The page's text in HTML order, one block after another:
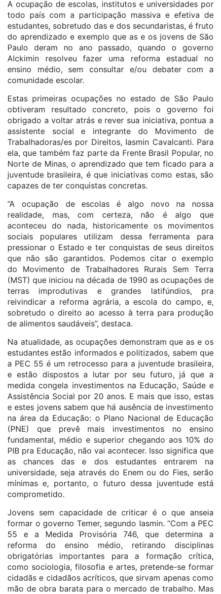
A ocupação de escolas, institutos e universidades por
todo país com a participação massiva e efetiva de
estudantes, sobretudo das e dos secundaristas, é fruto
do aprendizado e exemplo que as e os jovens de São
Paulo deram no ano passado, quando o governo
Alckimin resolveu fazer uma reforma estadual no
ensino médio, sem consultar e/ou debater com a
comunidade escolar.
Estas primeiras ocupações no estado de São Paulo
obtiveram resultado concreto, pois o governo foi
obrigado a voltar atrás e rever sua iniciativa, pontua a
assistente social e integrante do Movimento de
Trabalhadoras/es por Direitos, Iasmin Cavalcanti. Para
ela, que também faz parte da Frente Brasil Popular, no
Norte de Minas, o aprendizado que tem ficado para a
juventude brasileira, é que iniciativas como estas, são
capazes de ter conquistas concretas.
“A ocupação de escolas é algo novo na nossa
realidade, mas, com certeza, não é algo que
aconteceu do nada, historicamente os movimentos
sociais populares utilizam dessa ferramenta para
pressionar o Estado e ter conquistas de seus direitos
que não são garantidos. Podemos citar o exemplo
do Movimento de Trabalhadores Rurais Sem Terra
(MST) que iniciou na década de 1990 as ocupações de
terras improdutivas e grandes latifúndios, pra
reivindicar a reforma agrária, a escola do campo, e,
sobretudo o direito ao acesso à terra para produção
de alimentos saudáveis”, destaca.
Na atualidade, as ocupações demonstram que as e os
estudantes estão informados e politizados, sabem que
a PEC 55 é um retrocesso para a juventude brasileira,
e estão dispostos a lutar por seu futuro, já que a
medida congela investimentos na Educação, Saúde e
Assistência Social por 20 anos. E mais que isso, estas
e estes jovens sabem que há ausência de investimento
na área da Educação: o Plano Nacional de Educação
(PNE) que prevê mais investimentos no ensino
fundamental, médio e superior chegando aos 10% do
PIB pra Educação, não vai acontecer. Isso significa que
as chances das e dos estudantes entrarem na
universidade, seja através do Enem ou do Fies, serão
mínimas e, portanto, o futuro dessa juventude está
comprometido.
Jovens sem capacidade de criticar é o que anseia
formar o governo Temer, segundo Iasmin. “Com a PEC
55 e a Medida Provisória 746, que determina a
reforma do ensino médio, retirando disciplinas
obrigatórias importantes para a formação crítica,
como sociologia, filosofia e artes, pretende-se formar
cidadãs e cidadãos acríticos, que sirvam apenas como
mão de obra barata para o mercado de trabalho. Mas